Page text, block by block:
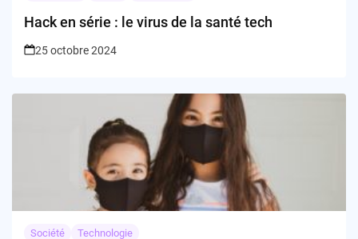
Hack en série : le virus de la santé tech
25 octobre 2024
Société Technologie